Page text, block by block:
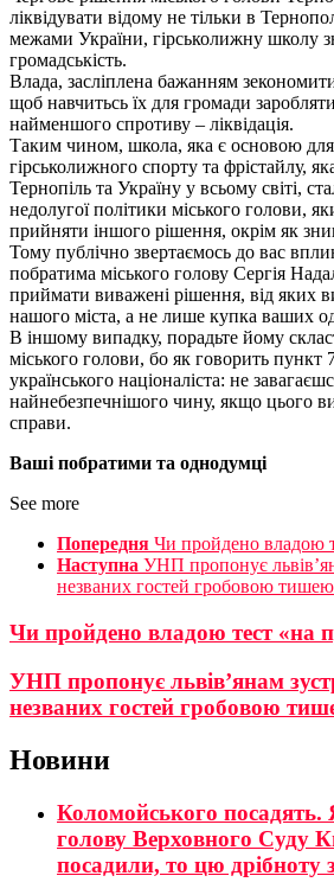
ліквідувати відому не тільки в
межами України, гірськолижну школу
громадськість.
Влада, засліплена бажанням
щоб навчитьсь їх для громади
найменшого спротиву – ліквідація.
Таким чином, школа, яка є основою для
гірськолижного спорту та фрістайлу,
Тернопіль та Україну у всьому світі,
недолугої політики міського голови,
прийняти іншого рішення, окрім як
Тому публічно звертаємось до вас
побратима міського голову Сергія
приймати виважені рішення, від яких
нашого міста, а не лише купка ваших
В іншому випадку, порадьте йому
міського голови, бо як говорить пункт
українського націоналіста: не
найнебезпечнішого чину, якщо цього
справи.
Ваші побратими та однодумці
See more
Попередня Чи пройдено владою
Наступна УНП пропонує
незваних гостей гробовою тишею
Чи пройдено владою тест «на
УНП пропонує львів’янам
незваних гостей гробовою
Новини
Коломойського
голову Верховного Суду
посадили, то цю дрібноту